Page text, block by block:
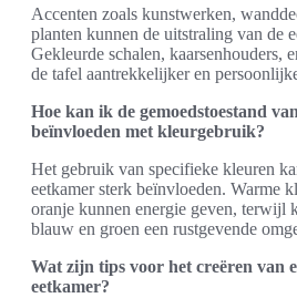
Accenten zoals kunstwerken,
planten kunnen de uitstraling van de
Gekleurde schalen, kaarsenhouders,
de tafel aantrekkelijker en
Hoe kan ik de gemoedstoestand
beïnvloeden met kleurgebruik?
Het gebruik van specifieke kleuren
eetkamer sterk beïnvloeden. Warme
oranje kunnen energie geven, terwijl
blauw en groen een rustgevende
Wat zijn tips voor het creëren van
eetkamer?